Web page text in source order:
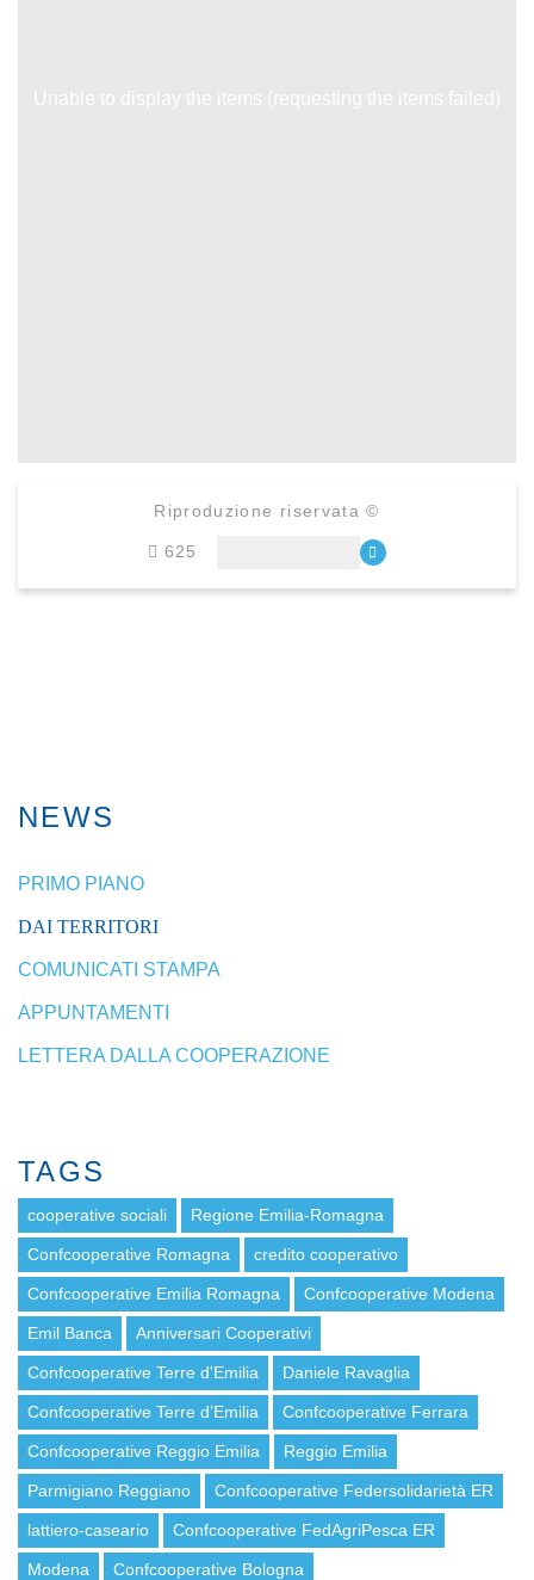
Riproduzione riservata ©
625
NEWS
PRIMO PIANO
DAI TERRITORI
COMUNICATI STAMPA
APPUNTAMENTI
LETTERA DALLA COOPERAZIONE
TAGS
cooperative sociali Regione Emilia-Romagna
Confcooperative Romagna credito cooperativo
Confcooperative Emilia Romagna Confcooperative Modena
Emil Banca Anniversari Cooperativi
Confcooperative Terre d'Emilia Daniele Ravaglia
Confcooperative Terre d’Emilia Confcooperative Ferrara
Confcooperative Reggio Emilia Reggio Emilia
Parmigiano Reggiano Confcooperative Federsolidarietà ER
lattiero-caseario Confcooperative FedAgriPesca ER
Modena Confcooperative Bologna